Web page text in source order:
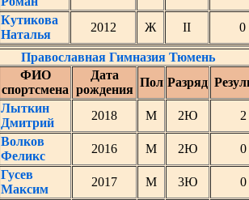
Кутикова
Наталья
2012 Ж II 0
Православная Гимназия Тюмень
ФИО
спортсмена
Дата
рождения
Пол Разряд
Лыткин
Дмитрий
2018 М 2Ю 2
Волков
Феликс
2016 М 2Ю 0
Гусев
Максим
2017 М 3Ю 0